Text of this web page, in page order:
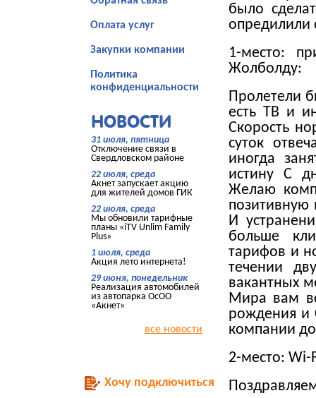
Оплата услуг
Закупки компании
Политика
конфиденциальности
НОВОСТИ
31 июля, пятница
Отключение связи в
Свердловском районе
22 июля, среда
Акнет запускает акцию
для жителей домов ГИК
22 июля, среда
Мы обновили тарифные
планы «iTV Unlim Family
Plus»
1 июля, среда
Акция лето интернета!
29 июня, понедельник
Реализация автомобилей
из автопарка ОсОО
«Акнет»
все новости
Хочу подключиться
было
опредилили
1-место:
Жолболду:
Пролетели
есть ТВ и
Скорость
суток
иногда
истину С
Желаю
позитивную
И
больше
тарифов и
течении
вакантных
Мира вам
рождения и
компании
2-место: Wi-